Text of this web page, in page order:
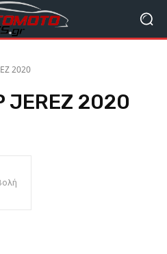
2020
JEREZ 2020